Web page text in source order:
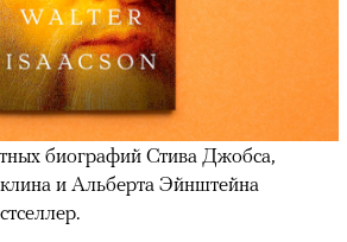
/ 00:00
биографий Стива Джобса,
и Альберта Эйнштейна